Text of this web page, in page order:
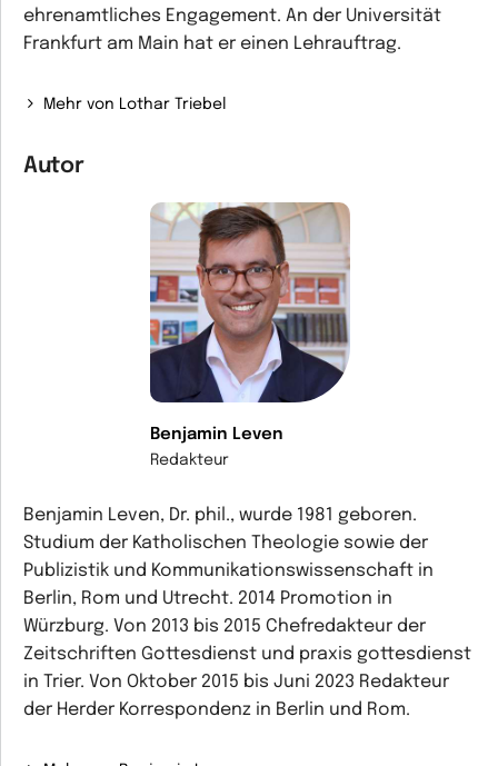
ehrenamtliches Engagement. An der Universität
Frankfurt am Main hat er einen Lehrauftrag.
Mehr von Lothar Triebel
Autor
Benjamin Leven
Redakteur
Benjamin Leven, Dr. phil., wurde 1981 geboren.
Studium der Katholischen Theologie sowie der
Publizistik und Kommunikationswissenschaft in
Berlin, Rom und Utrecht. 2014 Promotion in
Würzburg. Von 2013 bis 2015 Chefredakteur der
Zeitschriften Gottesdienst und praxis gottesdienst
in Trier. Von Oktober 2015 bis Juni 2023 Redakteur
der Herder Korrespondenz in Berlin und Rom.